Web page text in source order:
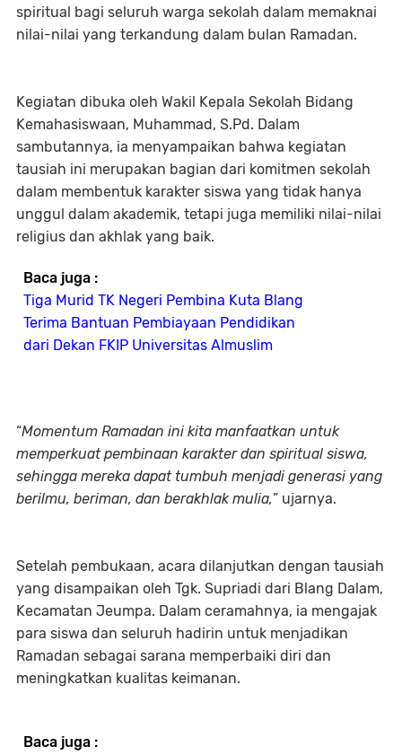
spiritual bagi seluruh warga sekolah dalam memaknai
nilai-nilai yang terkandung dalam bulan Ramadan.
Kegiatan dibuka oleh Wakil Kepala Sekolah Bidang
Kemahasiswaan, Muhammad, S.Pd. Dalam
sambutannya, ia menyampaikan bahwa kegiatan
tausiah ini merupakan bagian dari komitmen sekolah
dalam membentuk karakter siswa yang tidak hanya
unggul dalam akademik, tetapi juga memiliki nilai-nilai
religius dan akhlak yang baik.
Baca juga :
Tiga Murid TK Negeri Pembina Kuta Blang
Terima Bantuan Pembiayaan Pendidikan
dari Dekan FKIP Universitas Almuslim
“Momentum Ramadan ini kita manfaatkan untuk
memperkuat pembinaan karakter dan spiritual siswa,
sehingga mereka dapat tumbuh menjadi generasi yang
berilmu, beriman, dan berakhlak mulia,” ujarnya.
Setelah pembukaan, acara dilanjutkan dengan tausiah
yang disampaikan oleh Tgk. Supriadi dari Blang Dalam,
Kecamatan Jeumpa. Dalam ceramahnya, ia mengajak
para siswa dan seluruh hadirin untuk menjadikan
Ramadan sebagai sarana memperbaiki diri dan
meningkatkan kualitas keimanan.
Baca juga :